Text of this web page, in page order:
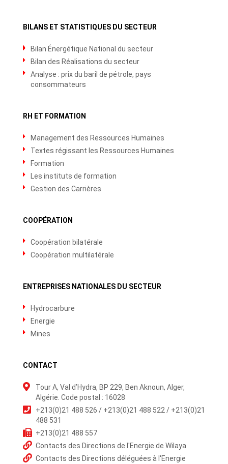
BILANS ET STATISTIQUES DU SECTEUR
Bilan Énergétique National du secteur
Bilan des Réalisations du secteur
Analyse : prix du baril de pétrole, pays
consommateurs
RH ET FORMATION
Management des Ressources Humaines
Textes régissant les Ressources Humaines
Formation
Les instituts de formation
Gestion des Carrières
COOPÉRATION
Coopération bilatérale
Coopération multilatérale
ENTREPRISES NATIONALES DU SECTEUR
Hydrocarbure
Energie
Mines
CONTACT
Tour A, Val d’Hydra, BP 229, Ben Aknoun, Alger,
Algérie. Code postal : 16028
+213(0)21 488 526 / +213(0)21 488 522 / +213(0)21
488 531
+213(0)21 488 557
Contacts des Directions de l'Energie de Wilaya
Contacts des Directions déléguées à l'Energie